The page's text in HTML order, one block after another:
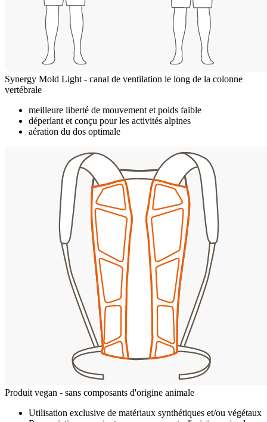
Synergy Mold Light - canal de ventilation le long de la colonne
vertébrale
meilleure liberté de mouvement et poids faible
déperlant et conçu pour les activités alpines
aération du dos optimale
Produit vegan - sans composants d'origine animale
Utilisation exclusive de matériaux synthétiques et/ou végétaux